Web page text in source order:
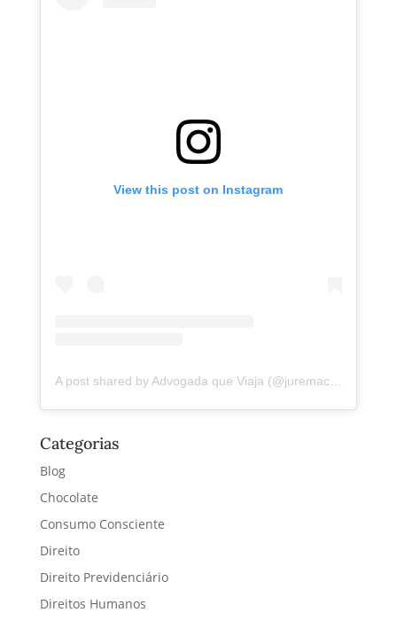
View this post on Instagram
A post shared by Advogada que Viaja (@juremacintra)
Categorias
Blog
Chocolate
Consumo Consciente
Direito
Direito Previdenciário
Direitos Humanos